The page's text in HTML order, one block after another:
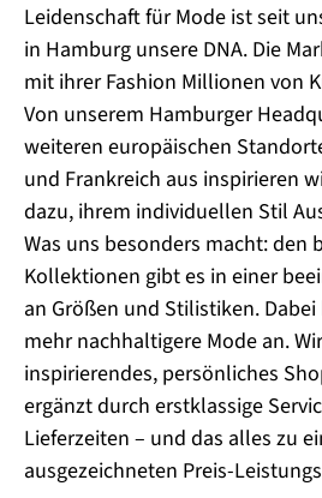
Leidenschaft für Mode ist seit
in Hamburg unsere DNA. Die
mit ihrer Fashion Millionen von
Von unserem Hamburger
weiteren europäischen
und Frankreich aus inspirieren
dazu, ihrem individuellen Stil
Was uns besonders macht: den
Kollektionen gibt es in einer
an Größen und Stilistiken.
mehr nachhaltigere Mode an.
inspirierendes, persönliches
ergänzt durch erstklassige
Lieferzeiten – und das alles zu
ausgezeichneten Preis-